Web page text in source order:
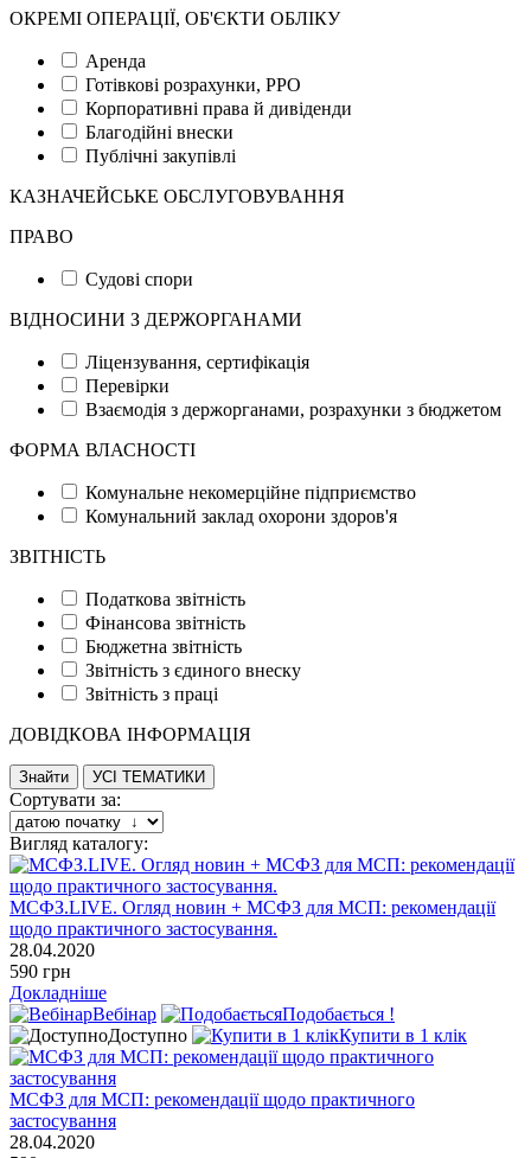
ОКРЕМІ ОПЕРАЦІЇ, ОБ'ЄКТИ ОБЛІКУ
Аренда
Готівкові розрахунки, РРО
Корпоративні права й дивіденди
Благодійні внески
Публічні закупівлі
КАЗНАЧЕЙСЬКЕ ОБСЛУГОВУВАННЯ
ПРАВО
Судові спори
ВІДНОСИНИ З ДЕРЖОРГАНАМИ
Ліцензування, сертифікація
Перевірки
Взаємодія з держорганами, розрахунки з бюджетом
ФОРМА ВЛАСНОСТІ
Комунальне некомерційне підприємство
Комунальний заклад охорони здоров'я
ЗВІТНІСТЬ
Податкова звітність
Фінансова звітність
Бюджетна звітність
Звітність з єдиного внеску
Звітність з праці
ДОВІДКОВА ІНФОРМАЦІЯ
Сортувати за:
Вигляд каталогу:
МСФЗ.LIVE. Огляд новин + МСФЗ для МСП: рекомендації
щодо практичного застосування.
28.04.2020
590 грн
Докладніше
Вебінар
Подобається !
Доступно
Купити в 1 клік
МСФЗ для МСП: рекомендації щодо практичного
застосування
28.04.2020